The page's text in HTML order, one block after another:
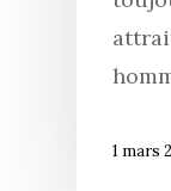
1 mars